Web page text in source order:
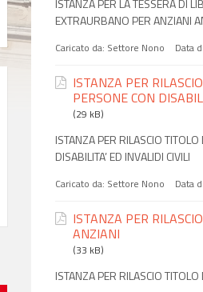
ISTANZA PER LA TESSERA DI
EXTRAURBANO PER ANZIANI
Caricato da: Settore Nono Data
ISTANZA PER
PERSONE CON
(29 kB)
ISTANZA PER RILASCIO
DISABILITA’ ED INVALIDI CIVILI
Caricato da: Settore Nono Data
ISTANZA PER
ANZIANI
(33 kB)
ISTANZA PER RILASCIO